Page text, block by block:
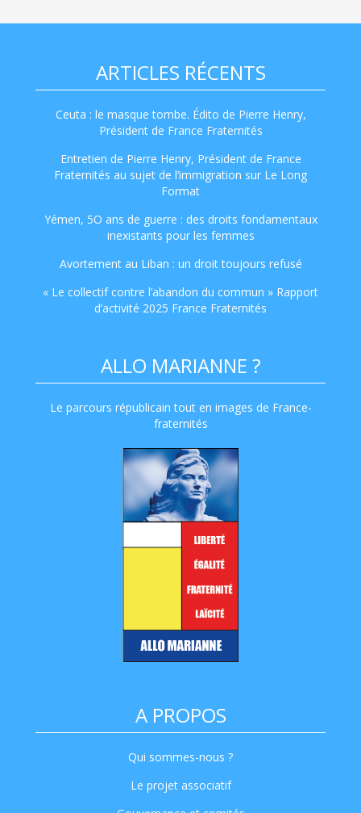
ARTICLES RÉCENTS
Ceuta : le masque tombe. Édito de Pierre Henry,
Président de France Fraternités
Entretien de Pierre Henry, Président de France
Fraternités au sujet de l’immigration sur Le Long
Format
Yémen, 5O ans de guerre : des droits fondamentaux
inexistants pour les femmes
Avortement au Liban : un droit toujours refusé
« Le collectif contre l’abandon du commun » Rapport
d’activité 2025 France Fraternités
ALLO MARIANNE ?
Le parcours républicain tout en images de France-
fraternités
A PROPOS
Qui sommes-nous ?
Le projet associatif